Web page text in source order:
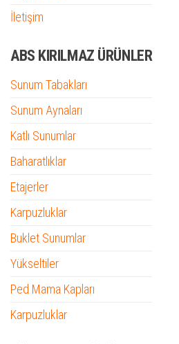
İletişim
ABS KIRILMAZ ÜRÜNLER
Sunum Tabakları
Sunum Aynaları
Katlı Sunumlar
Baharatlıklar
Etajerler
Karpuzluklar
Buklet Sunumlar
Yükseltiler
Ped Mama Kapları
Karpuzluklar